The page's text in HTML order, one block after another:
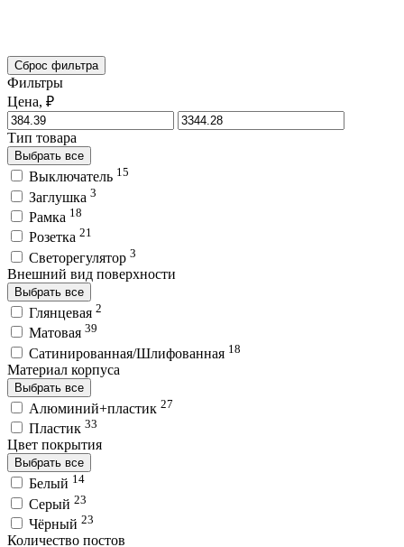
Сброс фильтра
Фильтры
Цена, ₽
Тип товара
Выбрать все
Выключатель 15
Заглушка 3
Рамка 18
Розетка 21
Светорегулятор 3
Внешний вид поверхности
Выбрать все
Глянцевая 2
Матовая 39
Сатинированная/Шлифованная 18
Материал корпуса
Выбрать все
Алюминий+пластик 27
Пластик 33
Цвет покрытия
Выбрать все
Белый 14
Серый 23
Чёрный 23
Количество постов